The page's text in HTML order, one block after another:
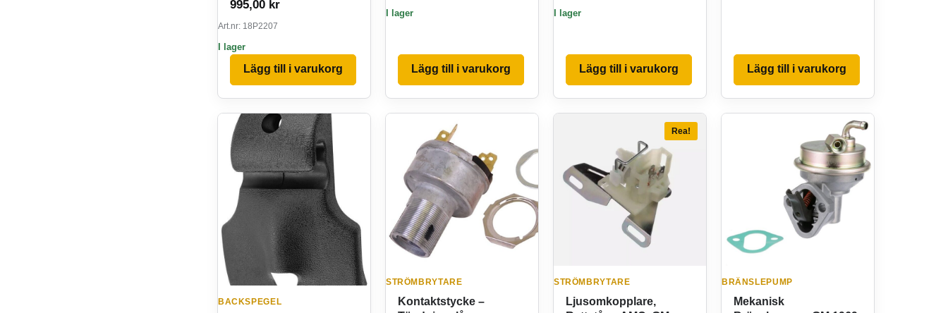
995,00 kr
Art.nr: 18P2207
I lager
Lägg till i varukorg
I lager
Lägg till i varukorg
I lager
Lägg till i varukorg Lägg till i varukorg
BACKSPEGEL
STRÖMBRYTARE
Kontaktstycke –
Rea!
STRÖMBRYTARE
Ljusomkopplare,
BRÄNSLEPUMP
Mekanisk